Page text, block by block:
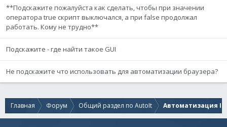
**Подскажите пожалуйста как сделать, чтобы при значении
оператора true скрипт выключался, а при false продолжал
работать. Кому не трудно**
Подскажите - где найти такое GUI
Не подскажите что использовать для автоматизации браузера?
Главная Форум Общий раздел по AutoIt Автоматизация